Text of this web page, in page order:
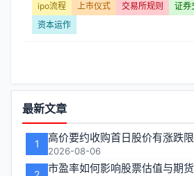
ipo流程 上市仪式 交易所规则
证券
资本运作
功
能
区
最新文章
1 高价要约收购首日股价有涨跌
2026-08-06
市盈率如何影响股票估值与期